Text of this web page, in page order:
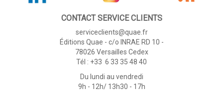
CONTACT SERVICE CLIENTS
serviceclients@quae.fr
Éditions Quae - c/o INRAE RD 10 -
78026 Versailles Cedex
Tél : +33 6 33 35 48 40
Du lundi au vendredi
9h - 12h/ 13h30 - 17h